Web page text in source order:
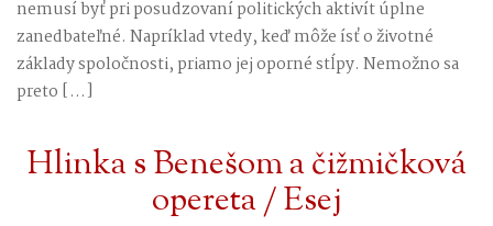
nemusí byť pri posudzovaní politických aktivít úplne
zanedbateľné. Napríklad vtedy, keď môže ísť o životné
základy spoločnosti, priamo jej oporné stĺpy. Nemožno sa
preto […]
Hlinka s Benešom a čižmičková
opereta / Esej